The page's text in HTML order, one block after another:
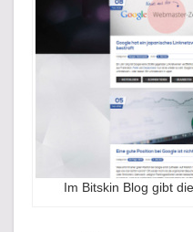
Im Bitskin Blog gibt